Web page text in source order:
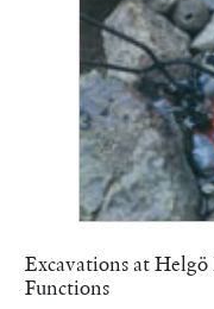
Excavations at
Functions